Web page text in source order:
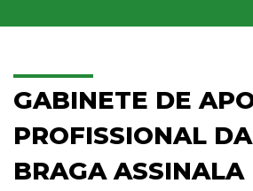
GABINETE DE
PROFISSIONAL
BRAGA